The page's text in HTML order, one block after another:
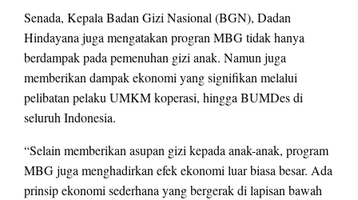
Senada, Kepala Badan Gizi Nasional (BGN), Dadan
Hindayana juga mengatakan progran MBG tidak hanya
berdampak pada pemenuhan gizi anak. Namun juga
memberikan dampak ekonomi yang signifikan melalui
pelibatan pelaku UMKM koperasi, hingga BUMDes di
seluruh Indonesia.
“Selain memberikan asupan gizi kepada anak-anak, program
MBG juga menghadirkan efek ekonomi luar biasa besar. Ada
prinsip ekonomi sederhana yang bergerak di lapisan bawah